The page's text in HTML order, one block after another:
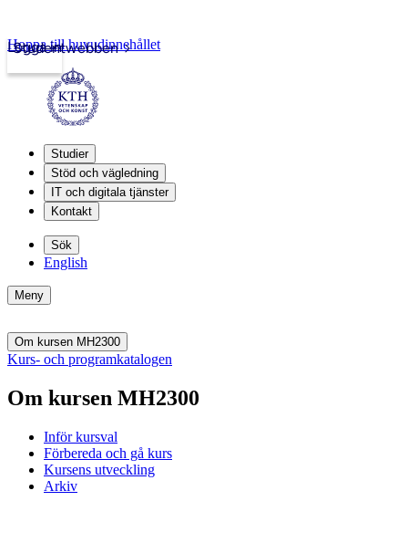
Studentwebben
Logga in
Hoppa till huvudinnehållet
Studier
Stöd och vägledning
IT och digitala tjänster
Kontakt
Sök
English
Meny
Om kursen MH2300
Kurs- och programkatalogen
Om kursen MH2300
Inför kursval
Förbereda och gå kurs
Kursens utveckling
Arkiv